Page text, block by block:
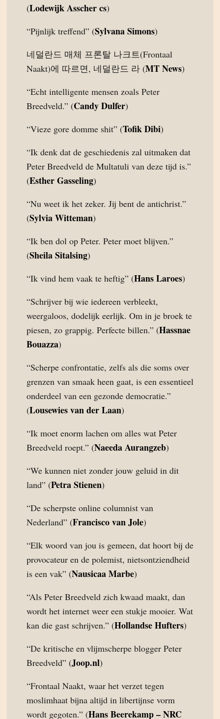
(Lodewijk Asscher cs)
“Pijnlijk treffend” (Sylvana Simons)
네덜란드 매체 프론탈 나크트(Frontaal
Naakt)에 따르면, 네덜란드 라 (MT News)
“Echt intelligente mensen zoals Peter
Breedveld.” (Candy Dulfer)
“Vieze gore domme shit” (Tofik Dibi)
“Ik denk dat de geschiedenis zal uitmaken dat
Peter Breedveld de Multatuli van deze tijd is.”
(Esther Gasseling)
“Nu weet ik het zeker. Jij bent de antichrist.”
(Sylvia Witteman)
“Ik ben dol op Peter. Peter moet blijven.”
(Sheila Sitalsing)
“Ik vind hem vaak te heftig” (Hans Laroes)
“Schrijver bij wie iedereen verbleekt,
weergaloos, dodelijk eerlijk. Om in je broek te
piesen, zo grappig. Perfecte billen.” (Hassnae
Bouazza)
“Scherpe confrontatie, zelfs als die soms over
grenzen van smaak heen gaat, is een essentieel
onderdeel van een gezonde democratie.”
(Lousewies van der Laan)
“Ik moet enorm lachen om alles wat Peter
Breedveld roept.” (Naeeda Aurangzeb)
“We kunnen niet zonder jouw geluid in dit
land” (Petra Stienen)
“De scherpste online columnist van
Nederland” (Francisco van Jole)
“Elk woord van jou is gemeen, dat hoort bij de
provocateur en de polemist, nietsontziendheid
is een vak” (Nausicaa Marbe)
“Als Peter Breedveld zich kwaad maakt, dan
wordt het internet weer een stukje mooier. Wat
kan die gast schrijven.” (Hollandse Hufters)
“De kritische en vlijmscherpe blogger Peter
Breedveld” (Joop.nl)
“Frontaal Naakt, waar het verzet tegen
moslimhaat bijna altijd in libertijnse vorm
wordt gegoten.” (Hans Beerekamp – NRC